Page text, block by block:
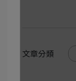
文章分類